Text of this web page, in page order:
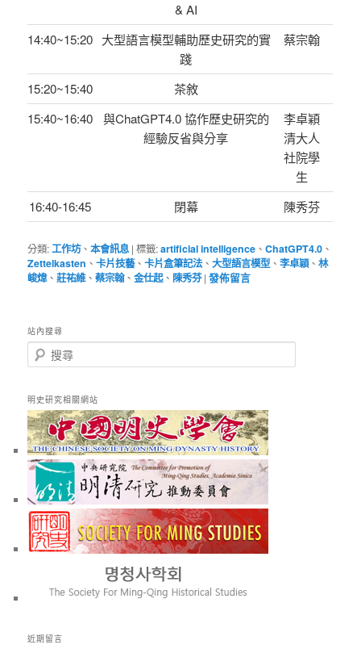
& AI
14:40~15:20 大型語言模型輔助歷史研究的實
踐
蔡宗翰
15:20~15:40
茶敘
15:40~16:40
與ChatGPT4.0 協作歷史研究的
經驗反省與分享
李卓穎
清大人
社院學
生
16:40-16:45
閉幕 陳秀芬
分類:工作坊、本會訊息 |標籤:artificial intelligence 、ChatGPT4.0 、
Zettelkasten 、卡片技藝、卡片盒筆記法、大型語言模型 、李卓穎、林
峻煒、莊祐維、蔡宗翰、金仕起、 陳秀芬 |發佈留言
站內搜尋
搜
尋
明史研究相關網站
近期留言